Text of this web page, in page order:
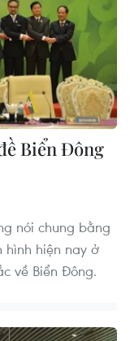
Biển Đông
nói chung bằng
hình hiện nay ở
về Biển Đông.